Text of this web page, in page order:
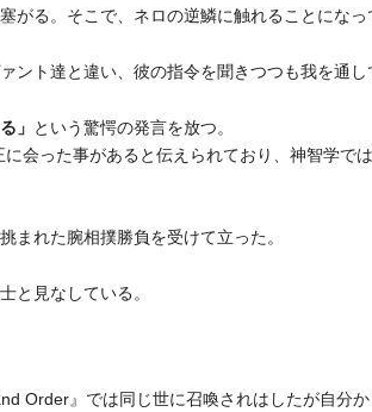
る。そこで、ネロの逆鱗に触れることになっ
ト達と違い、彼の指令を聞きつつも我を通し
」 という驚愕の発言を放つ。
会った事があると伝えられており、神智学で
まれた腕相撲勝負を受けて立った。
と見なしている。
Order』では同じ世に召喚されはしたが自分か